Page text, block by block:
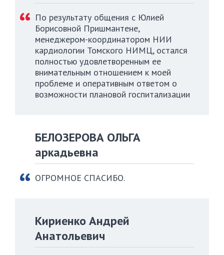
По результату общения с Юлией
Борисовной Пришмантене,
менеджером-координатором НИИ
кардиологии Томского НИМЦ, остался
полностью удовлетворенным ее
внимательным отношением к моей
проблеме и оперативным ответом о
возможности плановой госпитализации
БЕЛОЗЕРОВА ОЛЬГА
аркадьевна
ОГРОМНОЕ СПАСИБО.
Кириенко Андрей
Анатольевич